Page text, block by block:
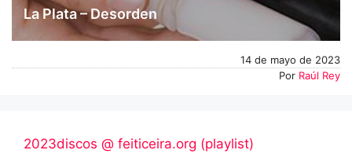
La Plata – Desorden
14 de mayo de 2023
Por Raúl Rey
2023discos @ feiticeira.org (playlist)